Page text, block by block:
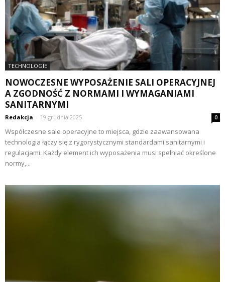
TECHNOLOGIE
NOWOCZESNE WYPOSAŻENIE SALI OPERACYJNEJ
A ZGODNOŚĆ Z NORMAMI I WYMAGANIAMI
SANITARNYMI
Redakcja - 19 grudnia 2025 0
Współczesne sale operacyjne to miejsca, gdzie zaawansowana
technologia łączy się z rygorystycznymi standardami sanitarnymi i
regulacjami. Każdy element ich wyposażenia musi spełniać określone
normy,...